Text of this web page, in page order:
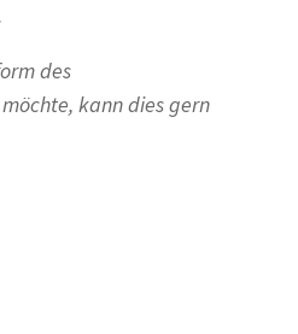
.
des
kann dies gern